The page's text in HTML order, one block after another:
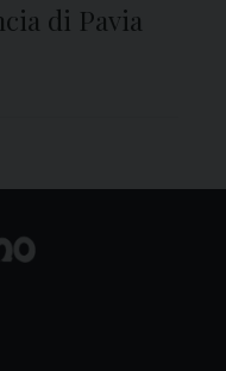
di Pavia